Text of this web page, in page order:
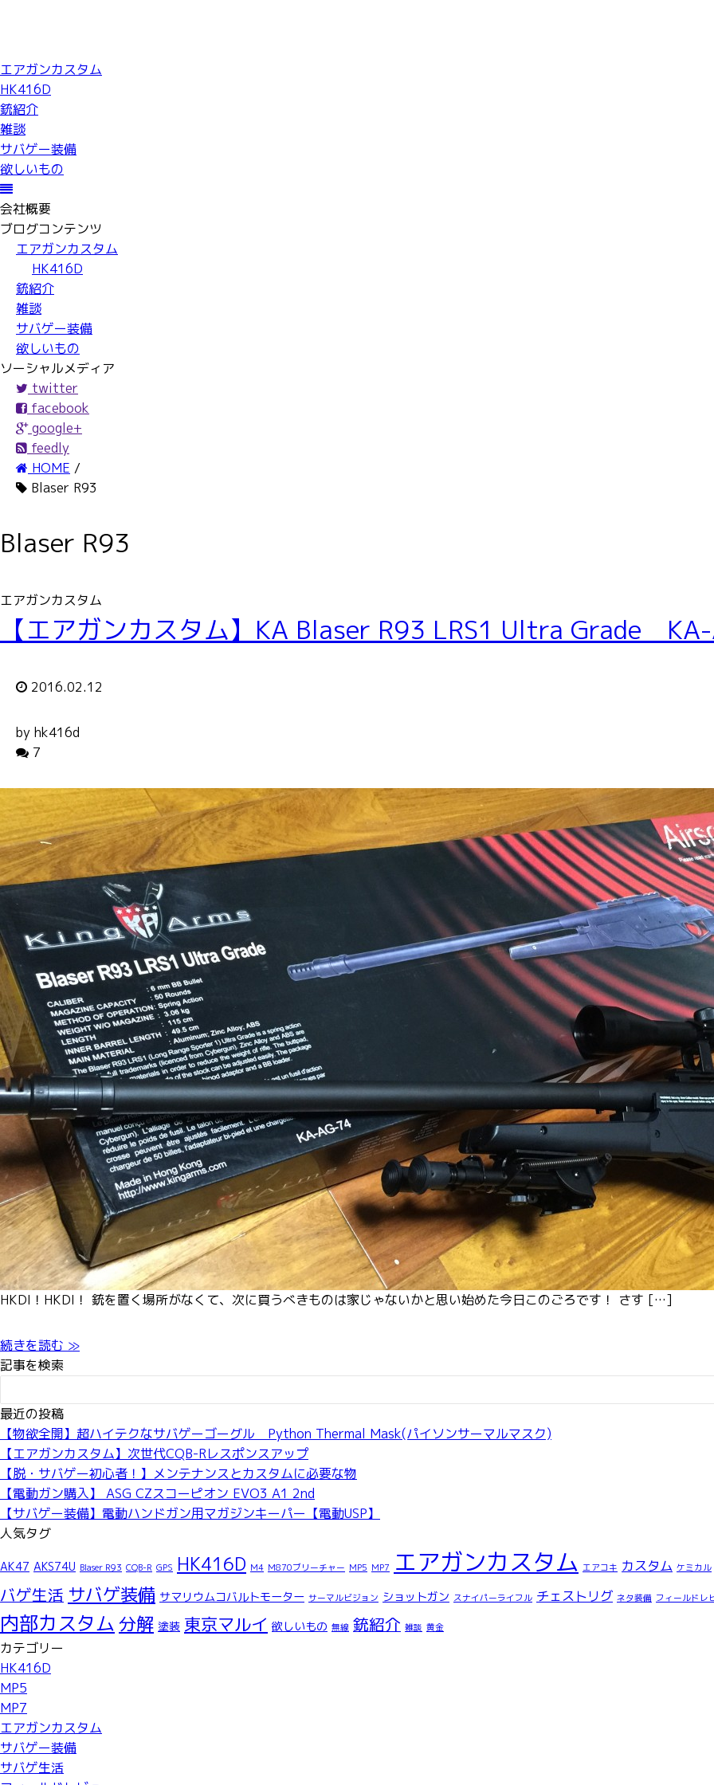
エアガンカスタム
HK416D
銃紹介
雑談
サバゲー装備
欲しいもの
会社概要
ブログコンテンツ
エアガンカスタム
HK416D
銃紹介
雑談
サバゲー装備
欲しいもの
ソーシャルメディア
twitter
facebook
google+
feedly
HOME /
Blaser R93
Blaser R93
エアガンカスタム
【エアガンカスタム】KA Blaser R93 LRS1 Ultra Grade
2016.02.12
by hk416d
7
HKDI！HKDI！ 銃を置く場所がなくて、次に買うべきものは家じゃないかと思い始めた今日このごろです！ さす […]
続きを読む ≫
記事を検索
最近の投稿
【物欲全開】超ハイテクなサバゲーゴーグル Python Thermal Mask(パイソンサーマルマスク)
【エアガンカスタム】次世代CQB-Rレスポンスアップ
【脱・サバゲー初心者！】メンテナンスとカスタムに必要な物
【電動ガン購入】 ASG CZスコーピオン EVO3 A1 2nd
【サバゲー装備】電動ハンドガン用マガジンキーパー【電動USP】
人気タグ
AK47 AKS74U Blaser R93 CQB-R GPS HK416D M4 M870ブリーチャー MP5 MP7 エアガンカスタム エアコキ カスタム ケミカル
バゲ生活 サバゲ装備 サマリウムコバルトモーター サーマルビジョン ショットガン スナイパーライフル チェストリグ ネタ装備 フィールドレ
内部カスタム分解 塗装 東京マルイ 欲しいもの 無線 銃紹介 雑談 黄金
カテゴリー
HK416D
MP5
MP7
エアガンカスタム
サバゲー装備
サバゲ生活